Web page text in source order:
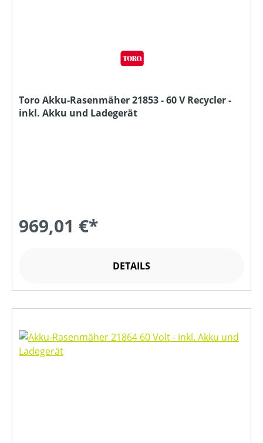
Toro Akku-Rasenmäher 21853 - 60 V Recycler -
inkl. Akku und Ladegerät
969,01 €*
DETAILS